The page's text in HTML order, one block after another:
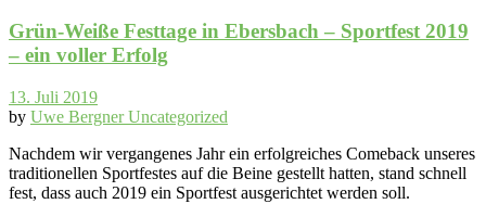
Grün-Weiße Festtage in Ebersbach – Sportfest 2019
– ein voller Erfolg
13. Juli 2019
by Uwe BergnerUncategorized
Nachdem wir vergangenes Jahr ein erfolgreiches Comeback unseres
traditionellen Sportfestes auf die Beine gestellt hatten, stand schnell
fest, dass auch 2019 ein Sportfest ausgerichtet werden soll.